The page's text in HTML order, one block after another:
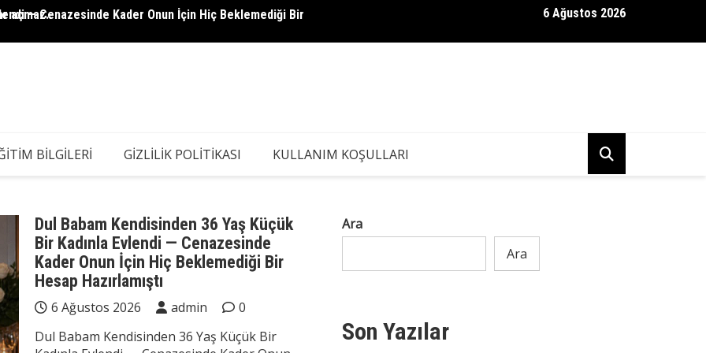
— Cenazesinde Kader Onun İçin Hiç Beklemediği Bir
açmaz..
5 Yaşındaki Kızım, Eşimin İş Arkadaşına “Neden Babamın
6 Ağustos 2026
BILGILERI GIZLILIK POLITIKASI KULLANIM KOŞULLARI
Dul Babam Kendisinden 36 Yaş Küçük
Bir Kadınla Evlendi — Cenazesinde
Kader Onun İçin Hiç Beklemediği Bir
Hesap Hazırlamıştı
6 Ağustos 2026 admin
0
Dul Babam Kendisinden 36 Yaş Küçük Bir
Ara
Ara
Son Yazılar